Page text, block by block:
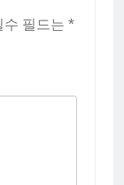
수 필드는 *